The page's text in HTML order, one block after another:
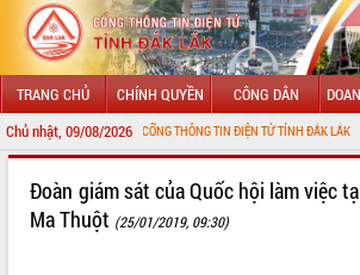
TRANG CHỦ CHÍNH QUYỀN CÔNG DÂN
Chủ nhật, 09/08/2026
ĐẾN VỚI CỔNG THÔNG TIN ĐIỆN TỬ TỈNH ĐẮK LẮK
LÃNH ĐẠO UBND TỈNH
Đoàn giám sát của Quốc hội làm việc
Ma Thuột (25/01/2019, 09:30)